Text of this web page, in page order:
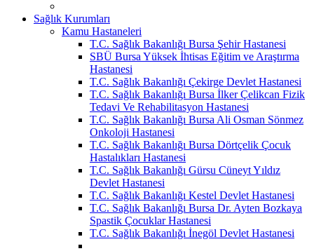
Sağlık Kurumları
Kamu Hastaneleri
T.C. Sağlık Bakanlığı Bursa Şehir Hastanesi
SBÜ Bursa Yüksek İhtisas Eğitim ve Araştırma
Hastanesi
T.C. Sağlık Bakanlığı Çekirge Devlet Hastanesi
T.C. Sağlık Bakanlığı Bursa İlker Çelikcan Fizik
Tedavi Ve Rehabilitasyon Hastanesi
T.C. Sağlık Bakanlığı Bursa Ali Osman Sönmez
Onkoloji Hastanesi
T.C. Sağlık Bakanlığı Bursa Dörtçelik Çocuk
Hastalıkları Hastanesi
T.C. Sağlık Bakanlığı Gürsu Cüneyt Yıldız
Devlet Hastanesi
T.C. Sağlık Bakanlığı Kestel Devlet Hastanesi
T.C. Sağlık Bakanlığı Bursa Dr. Ayten Bozkaya
Spastik Çocuklar Hastanesi
T.C. Sağlık Bakanlığı İnegöl Devlet Hastanesi